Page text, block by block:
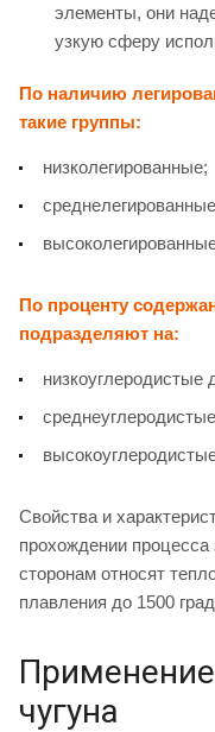
элементы, они
узкую сферу
По наличию
такие группы:
низколегированные;
По проценту
подразделяют на:
низкоуглеродистые
Свойства и
прохождении
сторонам относят
плавления до 1500
чугуна